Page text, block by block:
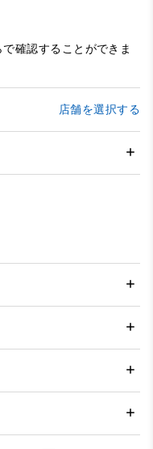
確認することができま
店舗を選択する